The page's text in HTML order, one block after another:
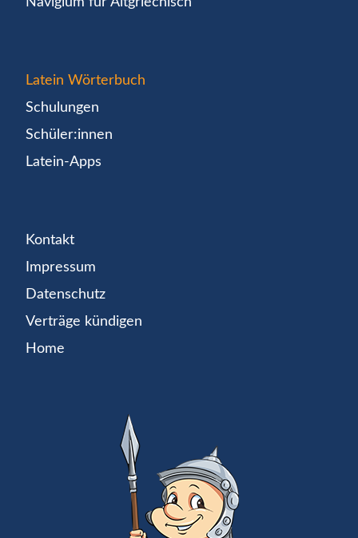
Latein Wörterbuch
Schulungen
Schüler:innen
Latein-Apps
Kontakt
Impressum
Datenschutz
Verträge kündigen
Home